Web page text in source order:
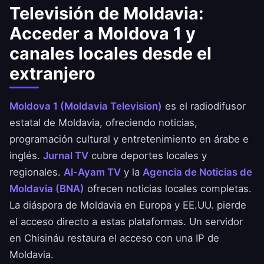
Televisión de Moldavia:
Acceder a Moldova 1 y
canales locales desde el
extranjero
Moldova 1 (Moldavia Television) es el radiodifusor
estatal de Moldavia, ofreciendo noticias,
programación cultural y entretenimiento en árabe e
inglés. Jurnal TV cubre deportes locales y
regionales. Al-Ayam TV y la Agencia de Noticias de
Moldavia (BNA) ofrecen noticias locales completas.
La diáspora de Moldavia en Europa y EE.UU. pierde
el acceso directo a estas plataformas. Un servidor
en Chisináu restaura el acceso con una IP de
Moldavia.